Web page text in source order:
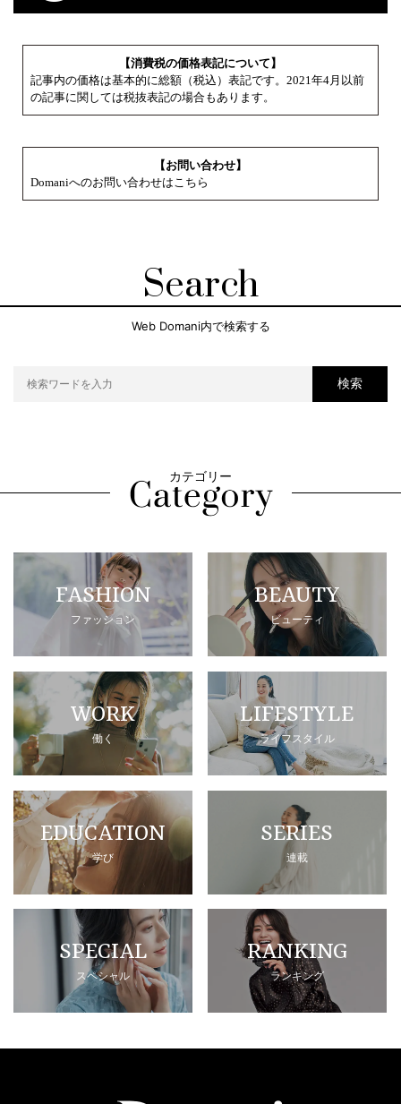
【消費税の価格表記について】
記事内の価格は基本的に総額（税込）表記です。2021年4月以前
の記事に関しては税抜表記の場合もあります。
【お問い合わせ】
Domaniへのお問い合わせはこちら
Search
Web Domani内で検索する
検索
カテゴリー
FASHION
ファッション
BEAUTY
ビューティ
WORK
働く
LIFESTYLE
ライフスタイル
EDUCATION
学び
SERIES
連載
SPECIAL
スペシャル
RANKING
ランキング